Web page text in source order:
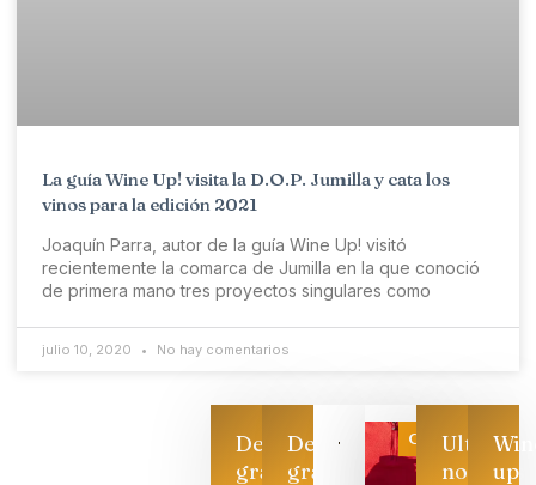
La guía Wine Up! visita la D.O.P. Jumilla y cata los
vinos para la edición 2021
Joaquín Parra, autor de la guía Wine Up! visitó
recientemente la comarca de Jumilla en la que conoció
de primera mano tres proyectos singulares como
julio 10, 2020 No hay comentarios
Descarga
gratis
Descarga
gratis
CategoríaUltimas
noticias
up